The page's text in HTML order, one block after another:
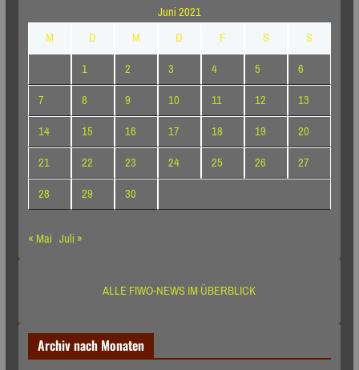
Juni 2021
M
D M D F S
S
1
2 3 4 5
6
7
8 9 10 11 12
13
14
15 16 17 18 19
20
21
22 23 24 25 26
27
28
29
30
« Mai Juli »
ALLE FIWO-NEWS IM ÜBERBLICK
Archiv nach Monaten